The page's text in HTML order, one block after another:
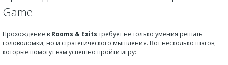
Game
Прохождение в Rooms & Exitsтребует не только умения решать
головоломки, но и стратегического мышления. Вот несколько шагов,
которые помогут вам успешно пройти игру: